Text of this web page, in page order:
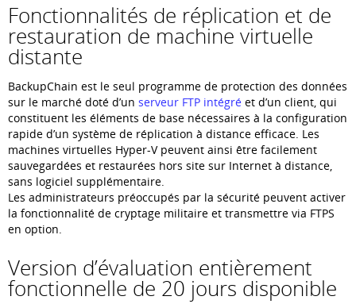
Fonctionnalités de réplication et de
restauration de machine virtuelle
distante
BackupChain est le seul programme de protection des données
sur le marché doté d’un serveur FTP intégré et d’un client, qui
constituent les éléments de base nécessaires à la configuration
rapide d’un système de réplication à distance efficace. Les
machines virtuelles Hyper-V peuvent ainsi être facilement
sauvegardées et restaurées hors site sur Internet à distance,
sans logiciel supplémentaire.
Les administrateurs préoccupés par la sécurité peuvent activer
la fonctionnalité de cryptage militaire et transmettre via FTPS
en option.
Version d’évaluation entièrement
fonctionnelle de 20 jours disponible